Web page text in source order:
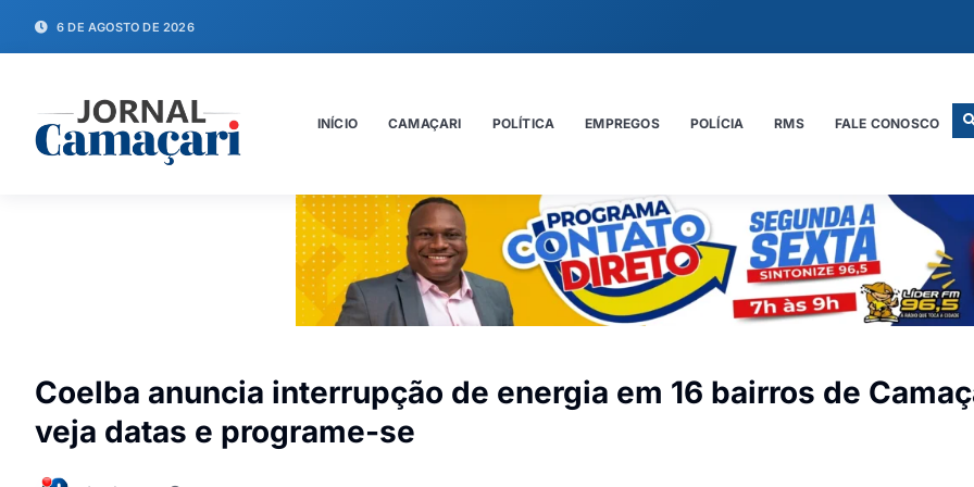
6 DE AGOSTO DE 2026
INÍCIO CAMAÇARI POLÍTICA EMPREGOS POLÍCIA RMS FALE CONOSCO
Coelba anuncia interrupção de energia em 16 bairros de
veja datas e programe-se